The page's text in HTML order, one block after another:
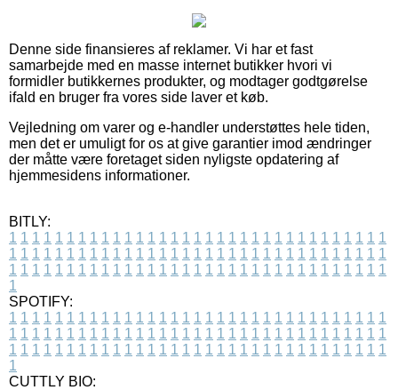
Denne side finansieres af reklamer. Vi har et fast
samarbejde med en masse internet butikker hvori vi
formidler butikkernes produkter, og modtager godtgørelse
ifald en bruger fra vores side laver et køb.
Vejledning om varer og e-handler understøttes hele tiden,
men det er umuligt for os at give garantier imod ændringer
der måtte være foretaget siden nyligste opdatering af
hjemmesidens informationer.
BITLY:
1 1 1 1 1 1 1 1 1 1 1 1 1 1 1 1 1 1 1 1 1 1 1 1 1 1 1 1 1 1 1 1 1
1 1 1 1 1 1 1 1 1 1 1 1 1 1 1 1 1 1 1 1 1 1 1 1 1 1 1 1 1 1 1 1 1
1 1 1 1 1 1 1 1 1 1 1 1 1 1 1 1 1 1 1 1 1 1 1 1 1 1 1 1 1 1 1 1 1
1
SPOTIFY:
1 1 1 1 1 1 1 1 1 1 1 1 1 1 1 1 1 1 1 1 1 1 1 1 1 1 1 1 1 1 1 1 1
1 1 1 1 1 1 1 1 1 1 1 1 1 1 1 1 1 1 1 1 1 1 1 1 1 1 1 1 1 1 1 1 1
1 1 1 1 1 1 1 1 1 1 1 1 1 1 1 1 1 1 1 1 1 1 1 1 1 1 1 1 1 1 1 1 1
1
CUTTLY BIO: